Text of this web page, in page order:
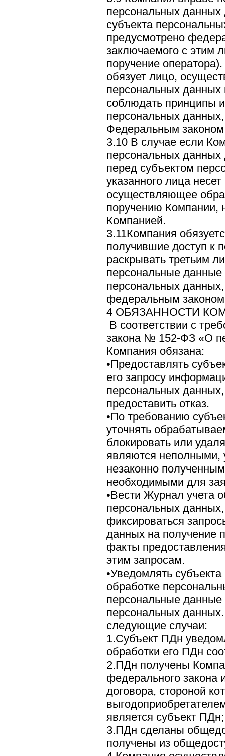
персональных данных
субъекта
предусмотрено
заключаемого с этим
поручение
обязует лицо,
персональных
соблюдать принципы
персональных
Федеральным
3.10 В случае если
персональных данных
перед субъектом
указанного лица
осуществляющее
поручению Компании,
Компанией.
3.11Компания
получившие доступ к
раскрывать третьим
персональные данные
персональных
федеральным
4 ОБЯЗАННОСТИ
В соответствии с
закона № 152-ФЗ «О
Компания обязана:
•Предоставлять
его запросу
персональных
предоставить отказ.
•По требованию
уточнять
блокировать или
являются неполными,
незаконно
необходимыми для
•Вести Журнал учета
персональных
фиксироваться
данных на получение
факты
этим запросам.
•Уведомлять
обработке
персональные
персональных
следующие случаи:
1.Субъект ПДн
обработки его ПДн
2.ПДн получены
федерального закона
договора, стороной
является субъект ПДн;
3.ПДн сделаны
получены из